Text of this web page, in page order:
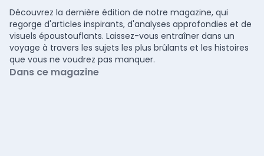
Découvrez la dernière édition de notre magazine, qui
regorge d'articles inspirants, d'analyses approfondies et de
visuels époustouflants. Laissez-vous entraîner dans un
voyage à travers les sujets les plus brûlants et les histoires
que vous ne voudrez pas manquer.
Dans ce magazine